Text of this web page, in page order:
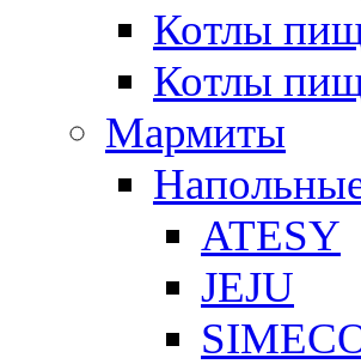
Котлы
Котлы
Мармиты
ATESY
JEJU